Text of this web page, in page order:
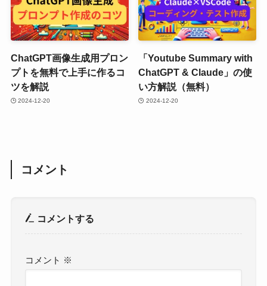
ChatGPT画像生成用プロン
プトを無料で上手に作るコ
ツを解説
2024-12-20
「Youtube Summary with
ChatGPT & Claude」の使
い方解説（無料）
2024-12-20
コメント
コメントする
コメント ※